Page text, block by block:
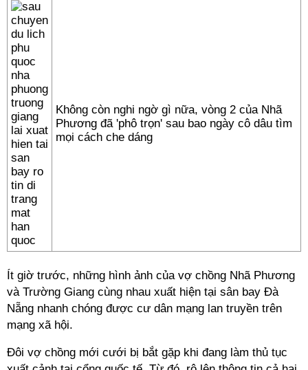
Không còn nghi ngờ gì nữa, vòng 2 của Nhã
Phương đã 'phô trọn' sau bao ngày cô dâu tìm
mọi cách che dáng
Ít giờ trước, những hình ảnh của vợ chồng Nhã Phương
và Trường Giang cùng nhau xuất hiện tại sân bay Đà
Nẵng nhanh chóng được cư dân mạng lan truyền trên
mạng xã hội.
Đôi vợ chồng mới cưới bị bắt gặp khi đang làm thủ tục